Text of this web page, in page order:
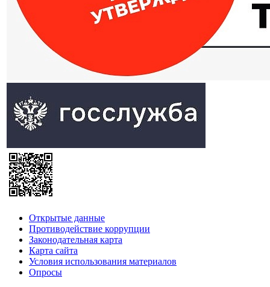
Открытые данные
Противодействие коррупции
Законодательная карта
Карта сайта
Условия использования материалов
Опросы